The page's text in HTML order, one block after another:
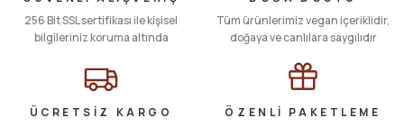
Ürün açıklamasında eksik bilgiler bulunuyor.
Ürün bilgilerinde hatalar bulunuyor.
Ürün fiyatı diğer sitelerden daha pahalı.
Bu ürüne benzer farklı alternatifler olmalı.
256 Bit SSL sertifikası ile kişisel
bilgileriniz koruma altında
Tüm ürünlerimiz vegan içeriklidir,
doğaya ve canlılara saygılıdır
ÜCRETSİZ KARGO
ÖZENLİ PAKETLEME